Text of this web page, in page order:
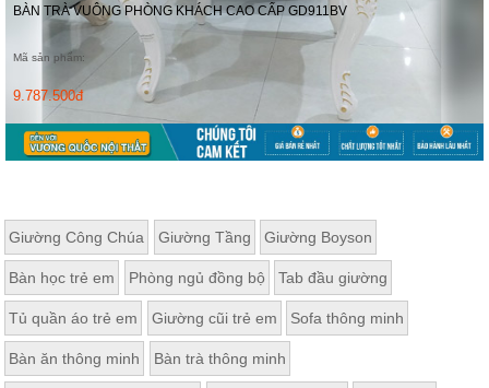
BÀN TRÀ VUÔNG PHÒNG KHÁCH CAO CẤP GD911BV
Mã sản phẩm:
9.787.500đ
Giường Công Chúa Giường Tầng Giường Boyson
Bàn học trẻ em Phòng ngủ đồng bộ Tab đầu giường
Tủ quần áo trẻ em Giường cũi trẻ em Sofa thông minh
Bàn ăn thông minh Bàn trà thông minh